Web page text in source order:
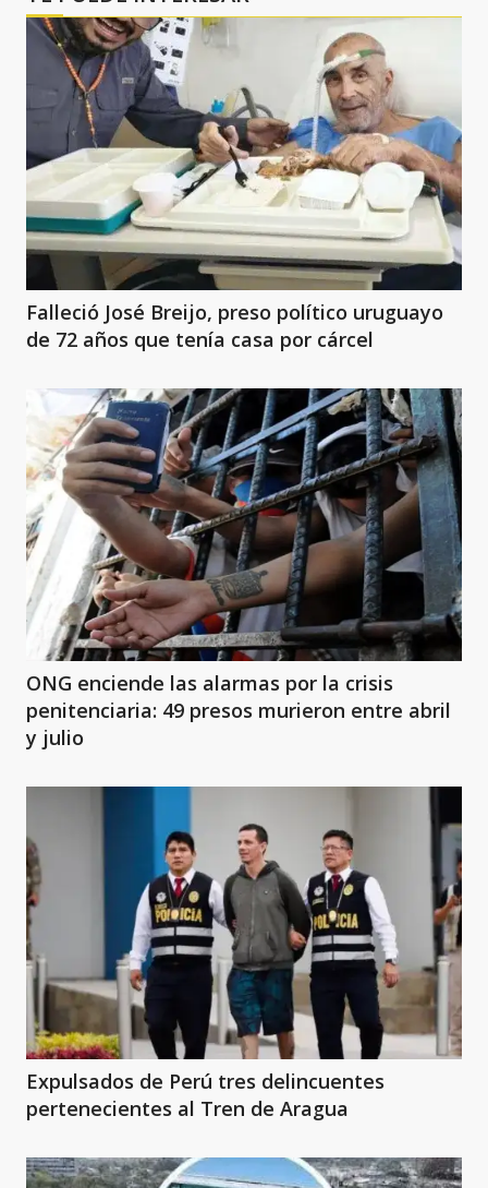
Falleció José Breijo, preso político uruguayo
de 72 años que tenía casa por cárcel
ONG enciende las alarmas por la crisis
penitenciaria: 49 presos murieron entre abril
y julio
Expulsados de Perú tres delincuentes
pertenecientes al Tren de Aragua